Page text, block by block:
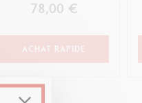
78,00 €
ACHAT RAPIDE